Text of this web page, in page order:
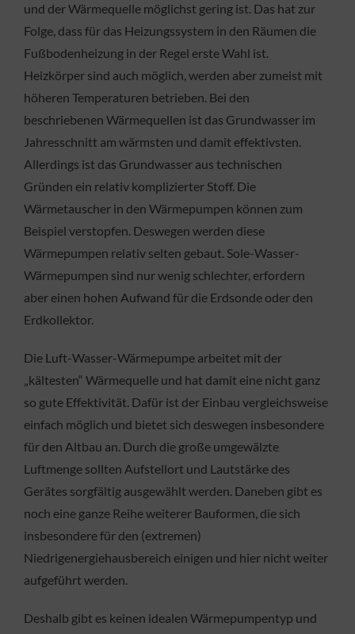
und der Wärmequelle möglichst gering ist. Das hat zur
Folge, dass für das Heizungssystem in den Räumen die
Fußbodenheizung in der Regel erste Wahl ist.
Heizkörper sind auch möglich, werden aber zumeist mit
höheren Temperaturen betrieben. Bei den
beschriebenen Wärmequellen ist das Grundwasser im
Jahresschnitt am wärmsten und damit effektivsten.
Allerdings ist das Grundwasser aus technischen
Gründen ein relativ komplizierter Stoff. Die
Wärmetauscher in den Wärmepumpen können zum
Beispiel verstopfen. Deswegen werden diese
Wärmepumpen relativ selten gebaut. Sole-Wasser-
Wärmepumpen sind nur wenig schlechter, erfordern
aber einen hohen Aufwand für die Erdsonde oder den
Erdkollektor.
Die Luft-Wasser-Wärmepumpe arbeitet mit der
„kältesten“ Wärmequelle und hat damit eine nicht ganz
so gute Effektivität. Dafür ist der Einbau vergleichsweise
einfach möglich und bietet sich deswegen insbesondere
für den Altbau an. Durch die große umgewälzte
Luftmenge sollten Aufstellort und Lautstärke des
Gerätes sorgfältig ausgewählt werden. Daneben gibt es
noch eine ganze Reihe weiterer Bauformen, die sich
insbesondere für den (extremen)
Niedrigenergiehausbereich einigen und hier nicht weiter
aufgeführt werden.
Deshalb gibt es keinen idealen Wärmepumpentyp und